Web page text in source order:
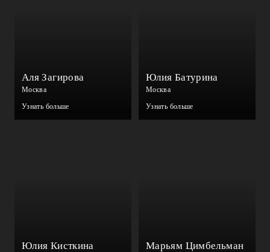
Аля Загирова
Москва
Узнать больше
Юлия Батурина
Москва
Узнать больше
Юлия Кисткина Марьям Цимбельман